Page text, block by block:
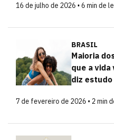
16 de julho de 2026 • 6 min de
BRASIL
Maioria
que a vida
diz estudo
7 de fevereiro de 2026 • 2 min